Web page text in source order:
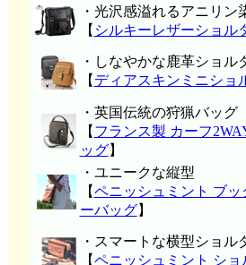
・光沢感溢れるアニリン
【 シルキーレザーショル
・しなやかな鹿革ショル
【 ディアスキンミニショ
・英国伝統の狩猟バッグ
【 フランス製 カーフ
ッグ】
・ユニークな縦型
【ペニッシュミント ブッ
ーバッグ】
・スマートな横型ショル
【ペニッシュミント ショ